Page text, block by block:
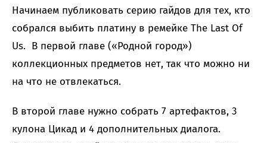
Начинаем публиковать серию гайдов для тех, кто
собрался выбить платину в ремейке The Last Of
Us. В первой главе («Родной город»)
коллекционных предметов нет, так что можно ни
на что не отвлекаться.
В второй главе нужно собрать 7 артефактов, 3
кулона Цикад и 4 дополнительных диалога.